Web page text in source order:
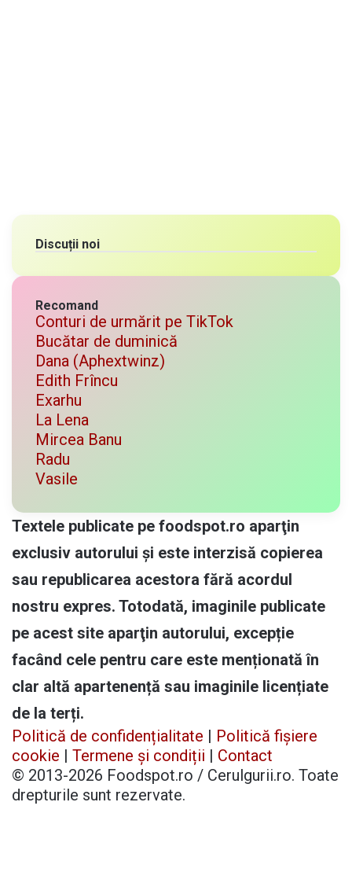
Discuții noi
Recomand
Conturi de urmărit pe TikTok
Bucătar de duminică
Dana (Aphextwinz)
Edith Frîncu
Exarhu
La Lena
Mircea Banu
Radu
Vasile
Textele publicate pe foodspot.ro aparţin
exclusiv autorului și este interzisă copierea
sau republicarea acestora fără acordul
nostru expres. Totodată, imaginile publicate
pe acest site aparţin autorului, excepție
facând cele pentru care este menționată în
clar altă apartenență sau imaginile licențiate
de la terți.
Politică de confidențialitate | Politică fișiere
cookie | Termene și condiții | Contact
© 2013-2026 Foodspot.ro / Cerulgurii.ro. Toate
drepturile sunt rezervate.